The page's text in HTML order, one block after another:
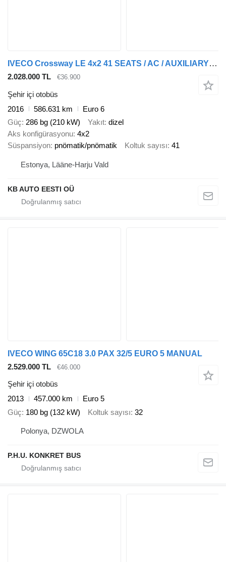
IVECO Crossway LE 4x2 41 SEATS / AC / AUXILIARY HEATER
2.028.000 TL €36.900
Şehir içi otobüs
2016
586.631 km
Euro 6
Güç 286 bg (210 kW) Yakıt dizel
Aks konfigürasyonu 4x2
Süspansiyon pnömatik/pnömatik Koltuk sayısı 41
Estonya, Lääne-Harju Vald
KB AUTO EESTI OÜ
IVECO WING 65C18 3.0 PAX 32/5 EURO 5 MANUAL
2.529.000 TL
€46.000
Şehir içi otobüs
2013
457.000 km
Euro 5
Güç 180 bg (132 kW) Koltuk sayısı 32
Polonya, DZWOLA
P.H.U. KONKRET BUS